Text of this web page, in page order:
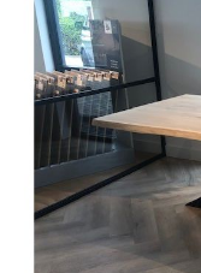
afbeeldingen-
gallerij